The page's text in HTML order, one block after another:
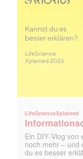
LifeScienceXplained
Ein DIY‑Vlog
noch mehr – und
du es besser